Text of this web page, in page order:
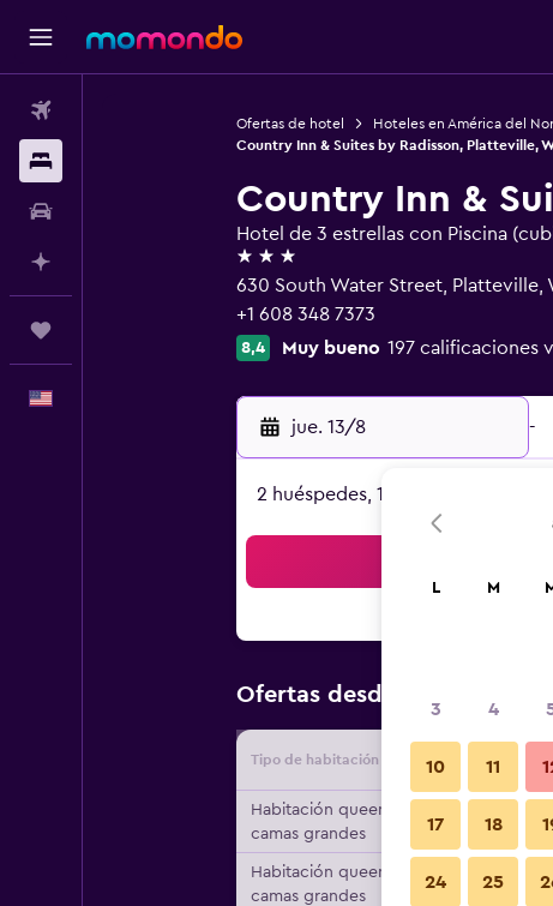
Ofertas de hotel Hoteles en América del
Country Inn & Suites by Radisson, Platteville,
Country Inn &
Hotel de 3 estrellas con Piscina
3 estrellas
630 South Water Street, Platteville,
+1 608 348 7373
8,4 Muy bueno 197 calificaciones
jue. 13/8 -
2 huéspedes, 1 habitación
Ofertas desde Oferta
Tipo de habitación Proveedor
Habitación queen, 2
camas grandes
Habitación queen, 2
camas grandes
L M
3 4
10 11
17 18
24 25